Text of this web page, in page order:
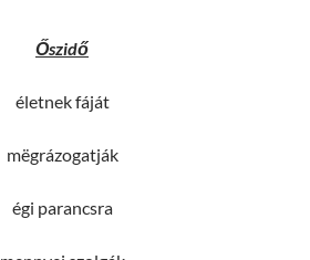
Őszidő
életnek fáját
mëgrázogatják
égi parancsra